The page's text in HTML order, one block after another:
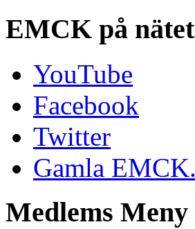
EMCK på nätet
YouTube
Facebook
Twitter
Gamla
Medlems Meny